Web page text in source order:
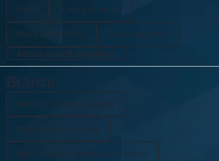
Kabiny sanitarne
Meble kontraktowe
Zobacz wszystkie produkty
Branże
Meble do szkół i przedszkoli
Wyposażenie basenów
Meble do szatni sportowych i fitness